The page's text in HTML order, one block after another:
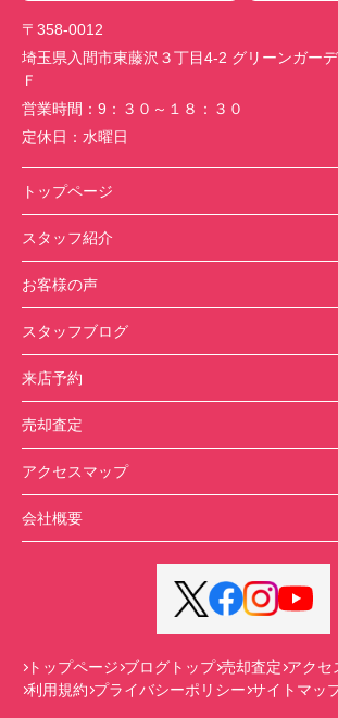
〒358-0012
埼玉県入間市東藤沢３丁目4-2 グリーンガー
Ｆ
営業時間： 9：３０～１８：３０
定休日： 水曜日
トップページ
スタッフ紹介
お客様の声
スタッフブログ
来店予約
売却査定
アクセスマップ
会社概要
トップページ ブログトップ 売却査定 アクセ
利用規約 プライバシーポリシー サイトマッ